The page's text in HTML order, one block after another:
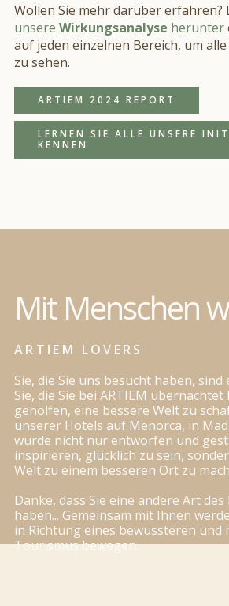
Wollen Sie mehr darüber erfahren?
unsere Wirkungsanalyse herunter
auf jeden einzelnen Bereich, um
zu sehen.
ARTIEM 2024 REPORT
LERNEN SIE ALLE UNSERE
KENNEN
ENTDECKEN SIE ALLE
ENTDECKEN SIE ALLE
Mit Menschen
ARTIEM LOVERS
Sie, die Sie uns besucht haben,
Sie, die Sie bei ARTIEM
geholfen, eine bessere Welt zu
unserer Hotels auf Menorca, in
wurde nicht nur entworfen und
inspirieren, glücklich zu sein,
Welt zu einem besseren Ort zu
Danke, dass Sie eine andere Art
haben... Gemeinsam mit Ihnen
in Richtung eines bewussteren und
Tourismus bewegen.